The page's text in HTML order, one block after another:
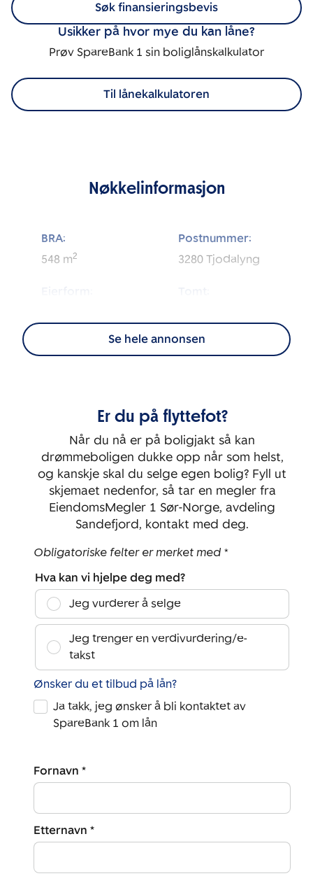
Søk finansieringsbevis
Usikker på hvor mye du kan låne?
Prøv SpareBank 1 sin boliglånskalkulator
Til lånekalkulatoren
Nøkkelinformasjon
BRA:
548 m2
Postnummer:
3280 Tjodalyng
Energimerking:
BRA-i:
2
Soverom:
2
Se hele annonsen
Er du på flyttefot?
Når du nå er på boligjakt så kan
drømmeboligen dukke opp når som helst,
og kanskje skal du selge egen bolig? Fyll ut
skjemaet nedenfor, så tar en megler fra
EiendomsMegler 1 Sør-Norge, avdeling
Sandefjord, kontakt med deg.
Obligatoriske felter er merket med *
Hva kan vi hjelpe deg med?
Jeg vurderer å selge
Jeg trenger en verdivurdering/e-
takst
Ønsker du et tilbud på lån?
Ja takk, jeg ønsker å bli kontaktet av
SpareBank 1 om lån
Fornavn *
Etternavn *